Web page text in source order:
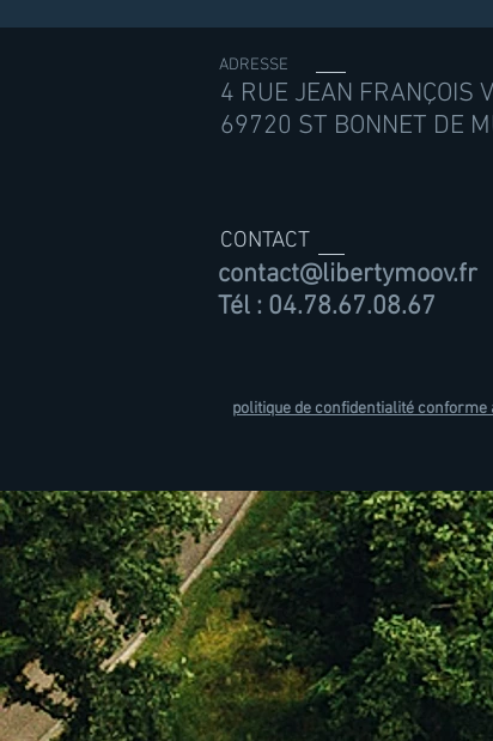
ADRESSE
4 RUE JEAN FRANÇOIS
69720 ST BONNET DE
CONTACT
contact@libertymoov.fr
Tél : 04.78.67.08.67
politique de confidentialité conforme